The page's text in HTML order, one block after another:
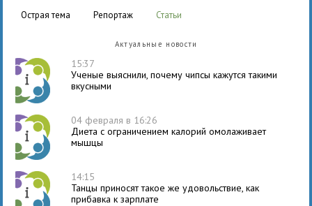
острая тема
репортаж статьи
Актуальные новости
15:37
Ученые выяснили, почему чипсы кажутся такими
вкусными
04 февраля в 16:26
Диета с ограничением калорий омолаживает
мышцы
14:15
Танцы приносят такое же удовольствие, как
прибавка к зарплате